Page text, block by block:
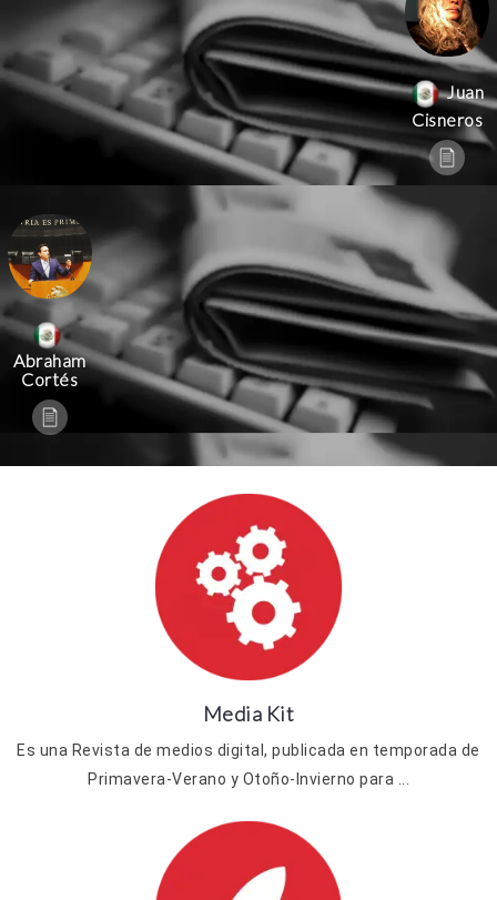
Juan
Cisneros
Abraham
Cortés
Media Kit
Es una Revista de medios digital, publicada en temporada de
Primavera-Verano y Otoño-Invierno para ...